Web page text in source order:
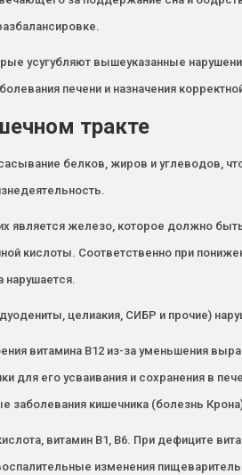
усугубляют вышеуказанные
печени и назначения
тракте
белков, жиров и углеводов,
железо, которое должно
кислоты. Соответственно при
нарушается.
целиакия, СИБР и прочие)
витамина В12 из-за уменьшения
его усваивания и сохранения в
заболевания кишечника (болезнь
витамин В1, В6. При дефиците
изменения